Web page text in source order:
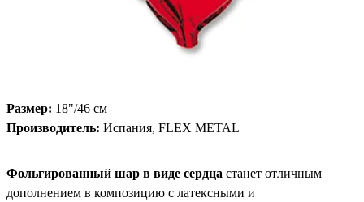
Размер: 18"/46 см
Производитель: Испания, FLEX METAL
Фольгированный шар в виде сердца станет отличным
дополнением в композицию с латексными и